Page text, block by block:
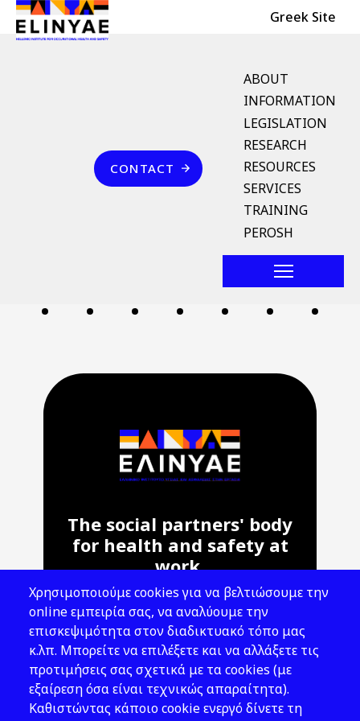
Skip to main content
Header Top Greek Site
English Menu
ABOUT
INFORMATION
LEGISLATION
RESEARCH
RESOURCES
SERVICES
TRAINING
PEROSH
Επικοινωνία
CONTACT
Breadcrumb
θερμοκρασία θραύσης
The social partners' body
for health and safety at
work.
Address: 143 Liosion & 6 Thirsiou, 104
45, Athens
T: 210 82 00 100
e: info@elinyae.gr
Follow Us
Χρησιμοποιούμε cookies για να βελτιώσουμε την
online εμπειρία σας, να αναλύουμε την
επισκεψιμότητα στον διαδικτυακό τόπο μας
κ.λπ. Μπορείτε να επιλέξετε και να αλλάξετε τις
προτιμήσεις σας σχετικά με τα cookies (με
εξαίρεση όσα είναι τεχνικώς απαραίτητα).
Καθιστώντας κάποιο cookie ενεργό δίνετε τη